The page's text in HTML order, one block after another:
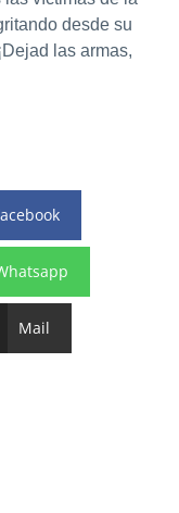
desde su
las armas,
Mail